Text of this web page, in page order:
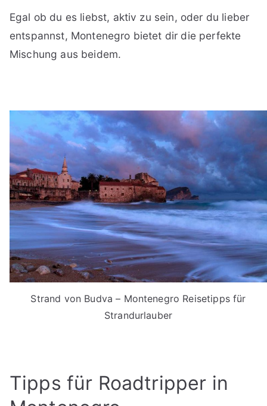
Egal ob du es liebst, aktiv zu sein, oder du lieber
entspannst, Montenegro bietet dir die perfekte
Mischung aus beidem.
Strand von Budva – Montenegro Reisetipps für
Strandurlauber
Tipps für Roadtripper in